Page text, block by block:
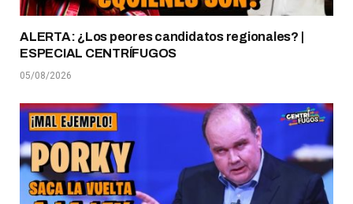
ALERTA: ¿Los peores candidatos regionales? |
ESPECIAL CENTRÍFUGOS
05/08/2026